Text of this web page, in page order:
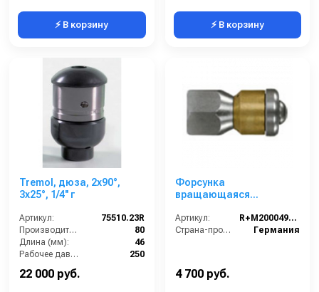
⚡ В корзину ⚡ В корзину
Tremol, дюза, 2x90°,
3x25°, 1/4'' г
Артикул:
75510.23R
Производительность (л/мин):
80
Длина (мм):
46
Рабочее давление (бар):
250
22 000 руб.
Форсунка
вращающаяся
(вход 1/8внут, 3
отверстия, размер 060)
Артикул:
R+M200049840
Страна-производитель:
Германия
4 700 руб.